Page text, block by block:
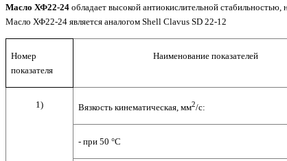
Масло ХФ22-24 обладает высокой антиокислительной
Масло ХФ22-24 является аналогом Shell Clavus SD 22-12
Номер
показателя
Наименование показателей
1) Вязкость кинематическая, мм2/с:
- при 50 °С